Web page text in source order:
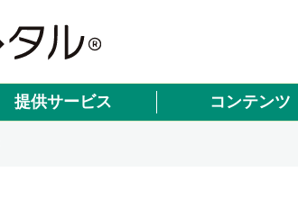
提供サービス コンテンツ